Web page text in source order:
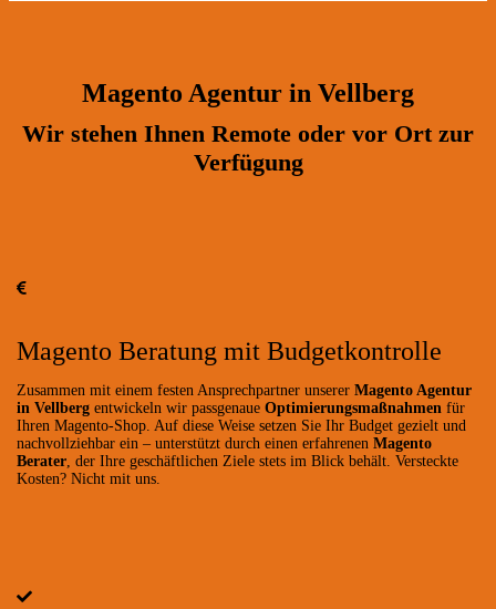
Magento Agentur in Vellberg
Wir stehen Ihnen Remote oder vor Ort zur
Verfügung
Magento Beratung mit Budgetkontrolle
Zusammen mit einem festen Ansprechpartner unserer Magento Agentur
in Vellberg entwickeln wir passgenaue Optimierungsmaßnahmen für
Ihren Magento-Shop. Auf diese Weise setzen Sie Ihr Budget gezielt und
nachvollziehbar ein – unterstützt durch einen erfahrenen Magento
Berater , der Ihre geschäftlichen Ziele stets im Blick behält. Versteckte
Kosten? Nicht mit uns.